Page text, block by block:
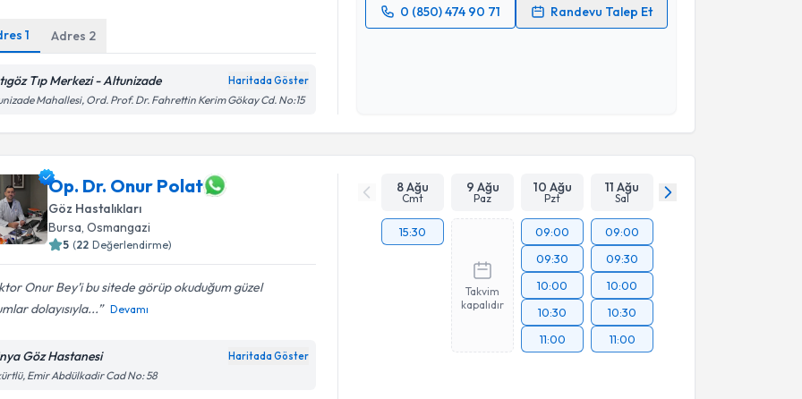
1 Adres 2
Tıp Merkezi - Altunizade Haritada Göster
Mahallesi, Ord. Prof. Dr. Fahrettin Kerim Gökay Cd. No:15
0 (850) 474 90 71
Randevu Talep Et
Takvim Talebini Gönder
Op. Dr. Onur Polat
Göz Hastalıkları
Bursa, Osmangazi
5 (22 Değerlendirme)
Onur Bey’i bu sitede görüp okuduğum güzel
dolayısıyla...
Devamı
Göz Hastanesi Haritada Göster
Emir Abdülkadir Cad No: 58
8 Ağu
Cmt
9 Ağu
Paz
10 Ağu
Pzt
11 Ağu
Sal
15:30
Takvim
kapalıdır
09:00
09:30
10:00
10:30
11:00
09:00
09:30
10:00
10:30
11:00